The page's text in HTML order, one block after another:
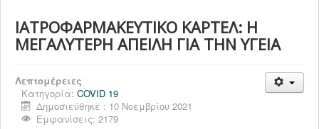
COVID 19
ΙΑΤΡΙΚΗ & ΥΓΕΙΑ
ΠΟΛΙΤΙΚΗ ΕΛΛΑΔΑ
ΠΟΛΙΤΙΚΗ ΚΟΣΜΟΣ
ΙΑΤΡΟΦΑΡΜΑΚΕΥΤΙΚΟ ΚΑΡΤΕΛ: Η
ΜΕΓΑΛΥΤΕΡΗ ΑΠΕΙΛΗ ΓΙΑ ΤΗΝ ΥΓΕΙΑ
Λεπτομέρειες
Κατηγορία: COVID 19
Δημοσιεύθηκε : 10 Νοεμβρίου 2021
Εμφανίσεις: 2179